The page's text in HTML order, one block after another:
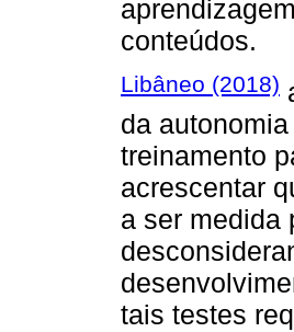
conteúdos.
Libâneo (2018)
da
treinamento
acrescentar
a ser medida
tais testes